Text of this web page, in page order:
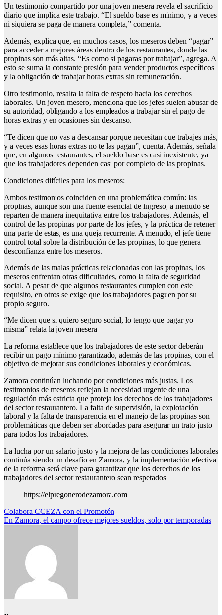
Un testimonio compartido por una joven mesera revela el sacrificio
diario que implica este trabajo. “El sueldo base es mínimo, y a veces
ni siquiera se paga de manera completa,” comenta.
Además, explica que, en muchos casos, los meseros deben “pagar”
para acceder a mejores áreas dentro de los restaurantes, donde las
propinas son más altas. “Es como si pagaras por trabajar”, agrega. A
esto se suma la constante presión para vender productos específicos
y la obligación de trabajar horas extras sin remuneración.
Otro testimonio, resalta la falta de respeto hacia los derechos
laborales. Un joven mesero, menciona que los jefes suelen abusar de
su autoridad, obligando a los empleados a trabajar sin el pago de
horas extras y en ocasiones sin descanso.
“Te dicen que no vas a descansar porque necesitan que trabajes más,
y a veces esas horas extras no te las pagan”, cuenta. Además, señala
que, en algunos restaurantes, el sueldo base es casi inexistente, ya
que los trabajadores dependen casi por completo de las propinas.
Condiciones difíciles para los meseros:
Ambos testimonios coinciden en una problemática común: las
propinas, aunque son una fuente esencial de ingreso, a menudo se
reparten de manera inequitativa entre los trabajadores. Además, el
control de las propinas por parte de los jefes, y la práctica de retener
una parte de estas, es una queja recurrente. A menudo, el jefe tiene
control total sobre la distribución de las propinas, lo que genera
desconfianza entre los meseros.
Además de las malas prácticas relacionadas con las propinas, los
meseros enfrentan otras dificultades, como la falta de seguridad
social. A pesar de que algunos restaurantes cumplen con este
requisito, en otros se exige que los trabajadores paguen por su
propio seguro.
“Me dicen que si quiero seguro social, lo tengo que pagar yo
misma” relata la joven mesera
La reforma establece que los trabajadores de este sector deberán
recibir un pago mínimo garantizado, además de las propinas, con el
objetivo de mejorar sus condiciones laborales y económicas.
Zamora continúan luchando por condiciones más justas. Los
testimonios de meseros reflejan la necesidad urgente de una
regulación más estricta que proteja los derechos de los trabajadores
del sector restaurantero. La falta de supervisión, la explotación
laboral y la falta de transparencia en el manejo de las propinas son
problemáticas que deben ser abordadas para asegurar un trato justo
para todos los trabajadores.
La lucha por un salario justo y la mejora de las condiciones laborales
continúa siendo un desafío en Zamora, y la implementación efectiva
de la reforma será clave para garantizar que los derechos de los
trabajadores del sector restaurantero sean respetados.
https://elpregonerodezamora.com
Navegación
de
Colabora CCEZA con el Promotón
En Zamora, el campo ofrece mejores sueldos, solo por temporadas